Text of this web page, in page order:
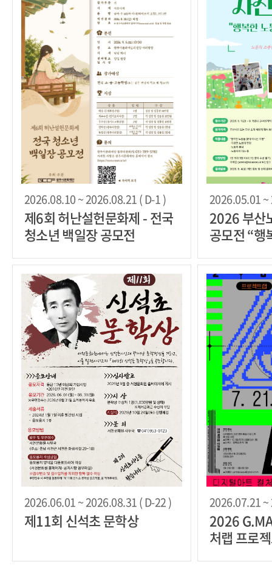
2026.08.10 ~ 2026.08.21 ( D-1 )
제6회 허난설헌문화제 - 전국
청소년 백일장 공모전
2026.05.01 ~
2026 부산
공모전 “행
2026.06.01 ~ 2026.08.31 ( D-22 )
제11회 신석초 문학상
2026.07.21
2026
처랩 프로